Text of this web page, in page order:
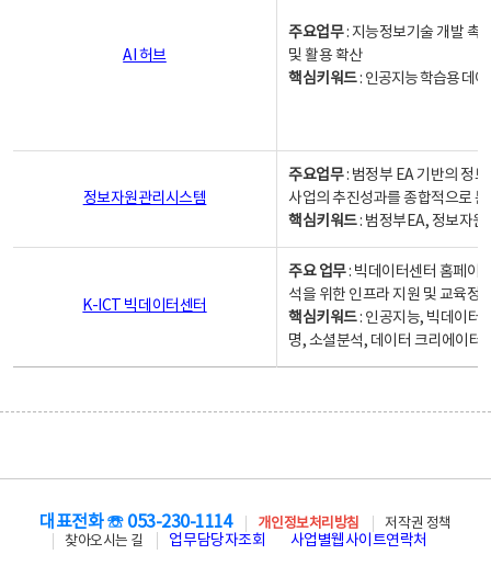
AI 허브
주요업무: 지능정보기술 개발 촉
및 활용 확산
핵심키워드: 인공지능 학습용 데
정보자원관리시스템
주요업무: 범정부 EA 기반의 정
사업의 추진성과를 종합적으로
핵심키워드: 범정부EA, 정보자
K-ICT 빅데이터센터
주요 업무: 빅데이터센터 홈페이
석을 위한 인프라 지원 및 교육정
핵심키워드: 인공지능, 빅데이터,
명, 소셜분석, 데이터 크리에이터
대표전화 ☏ 053-230-1114 개인정보처리방침
저작권 정책
찾아오시는 길
업무담당자조회 사업별웹사이트연락처